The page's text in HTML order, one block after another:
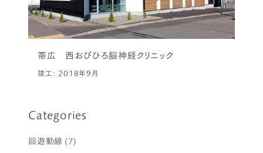
帯広 西おびひろ脳神経クリニック
竣工: 2018年9月
Categories
回遊動線 (7)